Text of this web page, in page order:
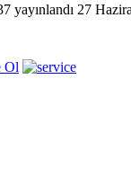
yayınlandı 27
Ol